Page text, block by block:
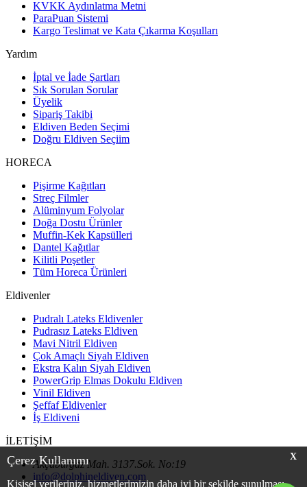
X
Çerez Kullanımı
Kişisel verileriniz, hizmetlerimizin daha iyi bir şekilde sunulması
KVKK Aydınlatma Metni
ParaPuan Sistemi
Kargo Teslimat ve Kata Çıkarma Koşulları
Yardım
İptal ve İade Şartları
Sık Sorulan Sorular
Üyelik
Sipariş Takibi
Eldiven Beden Seçimi
Doğru Eldiven Seçiim
HORECA
Pişirme Kağıtları
Streç Filmler
Alüminyum Folyolar
Doğa Dostu Ürünler
Muffin-Kek Kapsülleri
Dantel Kağıtlar
Kilitli Poşetler
Tüm Horeca Ürünleri
Eldivenler
Pudralı Lateks Eldivenler
Pudrasız Lateks Eldiven
Mavi Nitril Eldiven
Çok Amaçlı Siyah Eldiven
Ekstra Kalın Siyah Eldiven
PowerGrip Elmas Dokulu Eldiven
Vinil Eldiven
Şeffaf Eldivenler
İş Eldiveni
İLETİŞİM
Akçaburgaz Mah. 3137.Sok. No:19
info@dolphineldiven.com